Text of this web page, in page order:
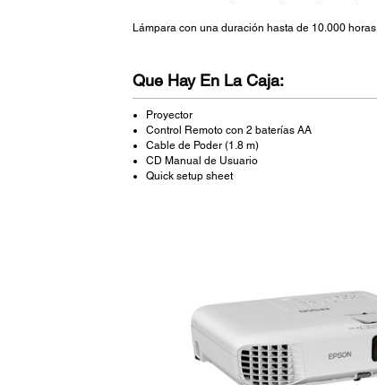
Lámpara con una duración hasta de 10.000 horas
Que Hay En La Caja:
Proyector
Control Remoto con 2 baterías AA
Cable de Poder (1.8 m)
CD Manual de Usuario
Quick setup sheet